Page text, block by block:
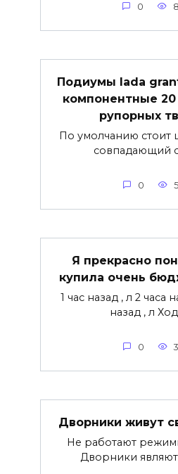
0 8
Подиумы lada
компонентные 20
рупорных
По умолчанию стоит
совпадающий
0 5
Я прекрасно
купила очень
1 час назад , л 2 часа
назад , л
0 3
Дворники живут
Не работают
Дворники